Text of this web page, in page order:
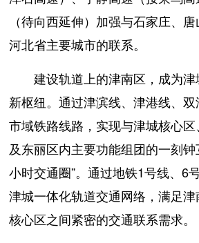
（待向西延伸）加强与石家庄、
河北省主要城市的联系。
建设轨道上的津南区，成为津
新枢纽。通过津滨线、津港线、双
市域铁路线路，实现与津城核心
及东丽区内主要功能组团的一刻
小时交通圈”。通过地铁1号线、6
津城一体化轨道交通网络，满足
核心区之间紧密的交通联系需求。